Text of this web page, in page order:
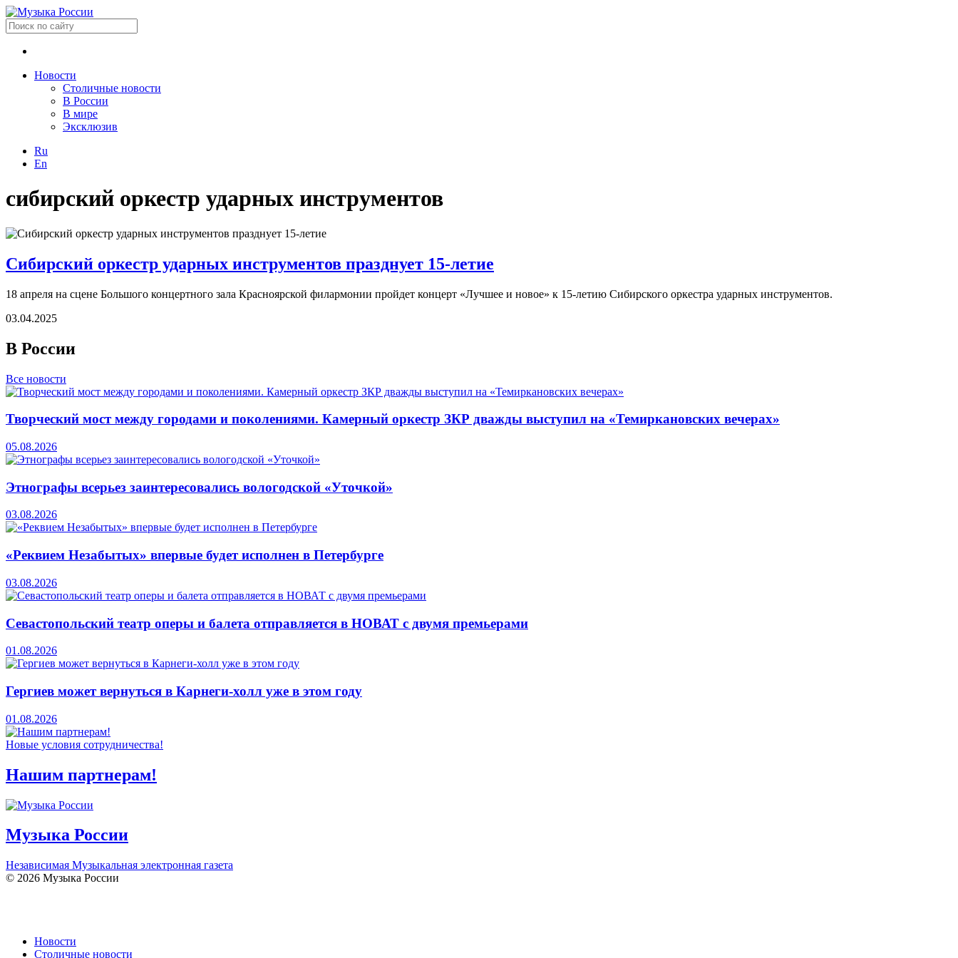
Новости
Столичные новости
В России
В мире
Эксклюзив
Ru
En
сибирский оркестр ударных инструментов
Сибирский оркестр ударных инструментов празднует 15-летие
18 апреля на сцене Большого концертного зала Красноярской филармонии пройдет концерт «Лучшее и новое» к 15-летию Сибирского оркестра ударных инструментов.
03.04.2025
В России
Все новости
Творческий мост между городами и поколениями. Камерный оркестр ЗКР дважды выступил на «Темиркановских вечерах»
05.08.2026
Этнографы всерьез заинтересовались вологодской «Уточкой»
03.08.2026
«Реквием Незабытых» впервые будет исполнен в Петербурге
03.08.2026
Севастопольский театр оперы и балета отправляется в НОВАТ с двумя премьерами
01.08.2026
Гергиев может вернуться в Карнеги-холл уже в этом году
01.08.2026
Новые условия сотрудничества!
Нашим партнерам!
Музыка России
Независимая Музыкальная электронная газета
© 2026 Музыка России
Новости
Столичные новости